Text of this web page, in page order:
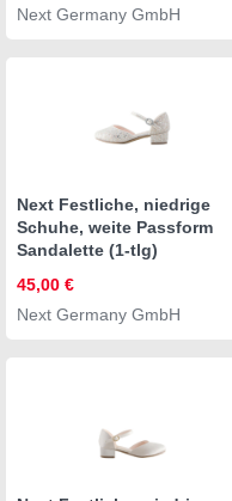
Next Germany GmbH
Next Festliche, niedrige
Schuhe, weite Passform
Sandalette (1-tlg)
45,00 €
Next Germany GmbH